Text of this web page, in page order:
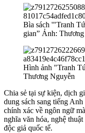
Bìa sách '"Tranh
gian” Ảnh:
Hình ảnh "Tranh
Thương Nguyễn
Chia sẻ tại sự kiện, dịch
dung sách sang tiếng
chính xác về ngôn ngữ
nghĩa văn hóa, nghệ
độc giả quốc tế.